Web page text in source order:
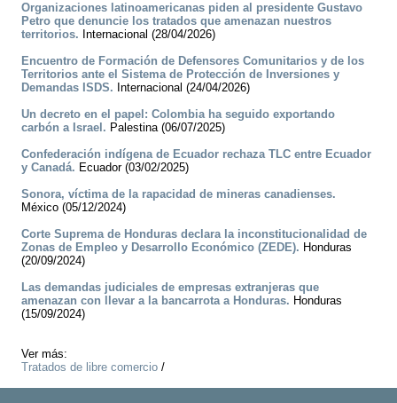
Organizaciones latinoamericanas piden al presidente Gustavo
Petro que denuncie los tratados que amenazan nuestros
territorios. Internacional (28/04/2026)
Encuentro de Formación de Defensores Comunitarios y de los
Territorios ante el Sistema de Protección de Inversiones y
Demandas ISDS. Internacional (24/04/2026)
Un decreto en el papel: Colombia ha seguido exportando
carbón a Israel. Palestina (06/07/2025)
Confederación indígena de Ecuador rechaza TLC entre Ecuador
y Canadá. Ecuador (03/02/2025)
Sonora, víctima de la rapacidad de mineras canadienses.
México (05/12/2024)
Corte Suprema de Honduras declara la inconstitucionalidad de
Zonas de Empleo y Desarrollo Económico (ZEDE). Honduras
(20/09/2024)
Las demandas judiciales de empresas extranjeras que
amenazan con llevar a la bancarrota a Honduras. Honduras
(15/09/2024)
Ver más:
Tratados de libre comercio /